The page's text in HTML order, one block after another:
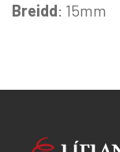
Breidd: 15mm